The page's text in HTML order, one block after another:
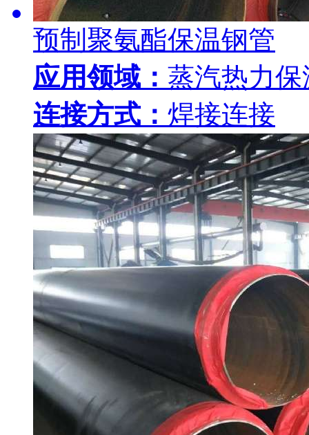
预制聚氨酯保温钢管
应用领域： 蒸汽热力保
连接方式： 焊接连接